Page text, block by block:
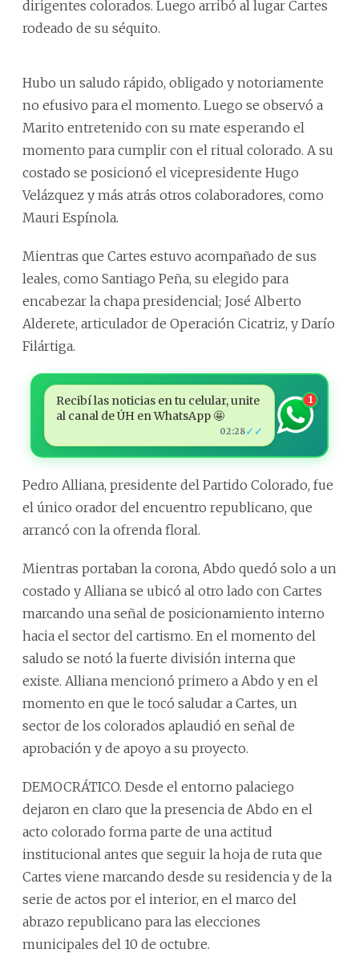
dirigentes colorados. Luego arribó al lugar Cartes
rodeado de su séquito.
Hubo un saludo rápido, obligado y notoriamente
no efusivo para el momento. Luego se observó a
Marito entretenido con su mate esperando el
momento para cumplir con el ritual colorado. A su
costado se posicionó el vicepresidente Hugo
Velázquez y más atrás otros colaboradores, como
Mauri Espínola.
Mientras que Cartes estuvo acompañado de sus
leales, como Santiago Peña, su elegido para
encabezar la chapa presidencial; José Alberto
Alderete, articulador de Operación Cicatriz, y Darío
Filártiga.
Recibí las noticias en tu celular, unite
al canal de ÚH en WhatsApp 🤩
02:28✓✓
1
Pedro Alliana, presidente del Partido Colorado, fue
el único orador del encuentro republicano, que
arrancó con la ofrenda floral.
Mientras portaban la corona, Abdo quedó solo a un
costado y Alliana se ubicó al otro lado con Cartes
marcando una señal de posicionamiento interno
hacia el sector del cartismo. En el momento del
saludo se notó la fuerte división interna que
existe. Alliana mencionó primero a Abdo y en el
momento en que le tocó saludar a Cartes, un
sector de los colorados aplaudió en señal de
aprobación y de apoyo a su proyecto.
DEMOCRÁTICO. Desde el entorno palaciego
dejaron en claro que la presencia de Abdo en el
acto colorado forma parte de una actitud
institucional antes que seguir la hoja de ruta que
Cartes viene marcando desde su residencia y de la
serie de actos por el interior, en el marco del
abrazo republicano para las elecciones
municipales del 10 de octubre.